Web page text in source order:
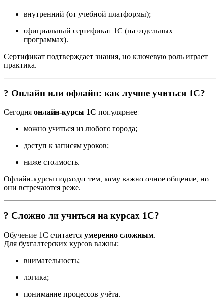
внутренний (от учебной платформы);
официальный сертификат 1С (на отдельных
программах).
Сертификат подтверждает знания, но ключевую роль играет
практика.
? Онлайн или офлайн: как лучше учиться 1С?
Сегодня онлайн-курсы 1С популярнее:
можно учиться из любого города;
доступ к записям уроков;
ниже стоимость.
Офлайн-курсы подходят тем, кому важно очное общение, но
они встречаются реже.
? Сложно ли учиться на курсах 1С?
Обучение 1С считается умеренно сложным.
Для бухгалтерских курсов важны:
внимательность;
логика;
понимание процессов учёта.